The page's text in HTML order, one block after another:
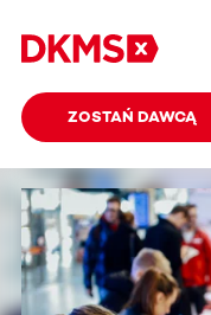
ZOSTAŃ DAWCĄ